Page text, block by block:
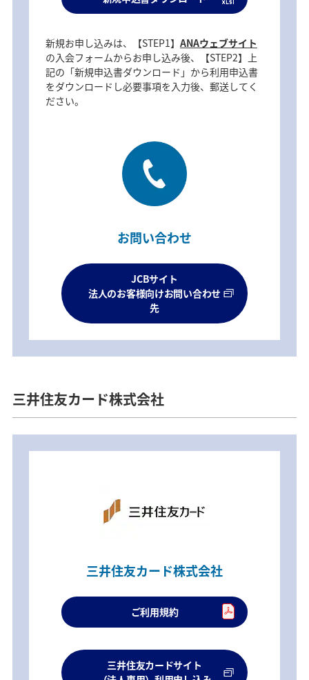
新規お申し込みは、【STEP1】 ANAウェブサイト
の入会フォームからお申し込み後、【STEP2】上
記の「新規申込書ダウンロード」から利用申込書
をダウンロードし必要事項を入力後、郵送してく
ださい。
お問い合わせ
JCBサイト
法人のお客様向けお問い合わせ
先
三井住友カード株式会社
三井住友カード株式会社
ご利用規約
三井住友カードサイト